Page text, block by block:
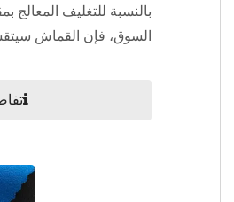
بالنسبة للتغليف المعالج
السوق، فإن القماش